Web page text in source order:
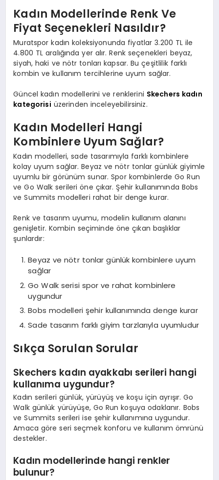
Kadın Modellerinde Renk Ve
Fiyat Seçenekleri Nasıldır?
Muratspor kadın koleksiyonunda fiyatlar 3.200 TL ile
4.800 TL aralığında yer alır. Renk seçenekleri beyaz,
siyah, haki ve nötr tonları kapsar. Bu çeşitlilik farklı
kombin ve kullanım tercihlerine uyum sağlar.
Güncel kadın modellerini ve renklerini Skechers kadın
kategorisi üzerinden inceleyebilirsiniz.
Kadın Modelleri Hangi
Kombinlere Uyum Sağlar?
Kadın modelleri, sade tasarımıyla farklı kombinlere
kolay uyum sağlar. Beyaz ve nötr tonlar günlük giyimle
uyumlu bir görünüm sunar. Spor kombinlerde Go Run
ve Go Walk serileri öne çıkar. Şehir kullanımında Bobs
ve Summits modelleri rahat bir denge kurar.
Renk ve tasarım uyumu, modelin kullanım alanını
genişletir. Kombin seçiminde öne çıkan başlıklar
şunlardır:
Beyaz ve nötr tonlar günlük kombinlere uyum
sağlar
Go Walk serisi spor ve rahat kombinlere
uygundur
Bobs modelleri şehir kullanımında denge kurar
Sade tasarım farklı giyim tarzlarıyla uyumludur
Sıkça Sorulan Sorular
Skechers kadın ayakkabı serileri hangi
kullanıma uygundur?
Kadın serileri günlük, yürüyüş ve koşu için ayrışır. Go
Walk günlük yürüyüşe, Go Run koşuya odaklanır. Bobs
ve Summits serileri ise şehir kullanımına uygundur.
Amaca göre seri seçmek konforu ve kullanım ömrünü
destekler.
Kadın modellerinde hangi renkler
bulunur?